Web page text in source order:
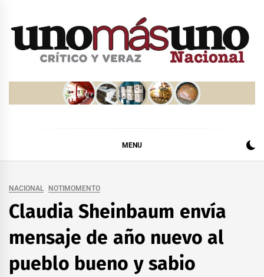
MENU
NACIONAL NOTIMOMENTO
Claudia Sheinbaum envía
mensaje de año nuevo al
pueblo bueno y sabio